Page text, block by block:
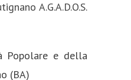
A.G.A.D.O.S.
Popolare e della
(BA)